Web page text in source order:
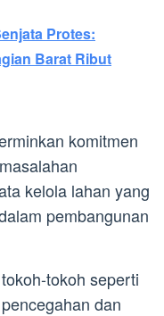
Protes:
Barat Ribut
komitmen
kelola lahan yang
pembangunan
tokoh seperti
dan